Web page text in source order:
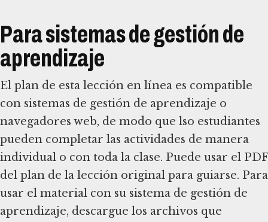
Para sistemas de gestión de
aprendizaje
El plan de esta lección en línea es compatible
con sistemas de gestión de aprendizaje o
navegadores web, de modo que lso estudiantes
pueden completar las actividades de manera
individual o con toda la clase. Puede usar el PDF
del plan de la lección original para guiarse. Para
usar el material con su sistema de gestión de
aprendizaje, descargue los archivos que